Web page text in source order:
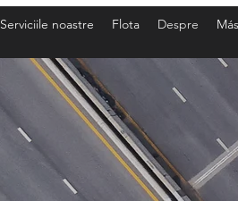
Serviciile noastre Flota Despre Más